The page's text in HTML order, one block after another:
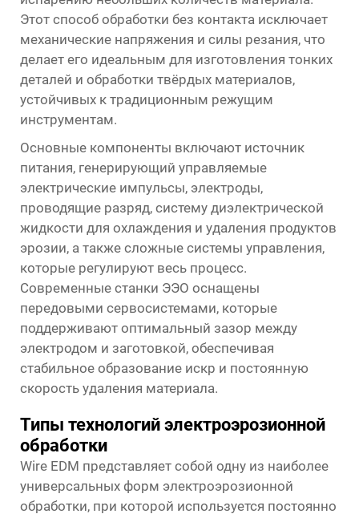
Этот способ обработки без контакта исключает
механические напряжения и силы резания, что
делает его идеальным для изготовления тонких
деталей и обработки твёрдых материалов,
устойчивых к традиционным режущим
инструментам.
Основные компоненты включают источник
питания, генерирующий управляемые
электрические импульсы, электроды,
проводящие разряд, систему диэлектрической
жидкости для охлаждения и удаления продуктов
эрозии, а также сложные системы управления,
которые регулируют весь процесс.
Современные станки ЭЭО оснащены
передовыми сервосистемами, которые
поддерживают оптимальный зазор между
электродом и заготовкой, обеспечивая
стабильное образование искр и постоянную
скорость удаления материала.
Типы технологий электроэрозионной
обработки
Wire EDM представляет собой одну из наиболее
универсальных форм электроэрозионной
обработки, при которой используется постоянно